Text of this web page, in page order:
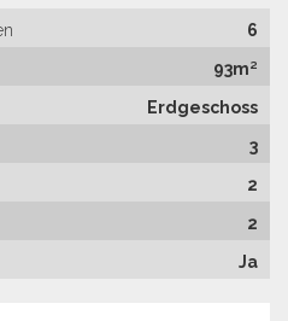
6
93m²
Erdgeschoss
3
2
2
Ja